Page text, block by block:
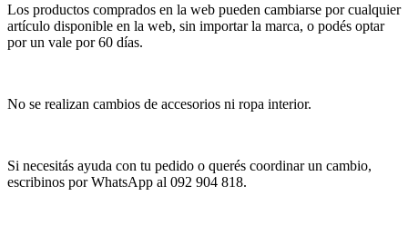
Los productos comprados en la web pueden cambiarse por cualquier
artículo disponible en la web, sin importar la marca, o podés optar
por un vale por 60 días.
No se realizan cambios de accesorios ni ropa interior.
Si necesitás ayuda con tu pedido o querés coordinar un cambio,
escribinos por WhatsApp al 092 904 818.